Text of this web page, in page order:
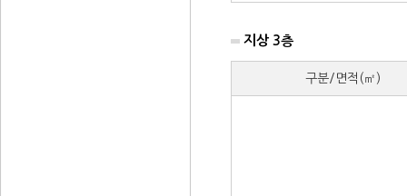
지상 3층
구분/면적(㎡)